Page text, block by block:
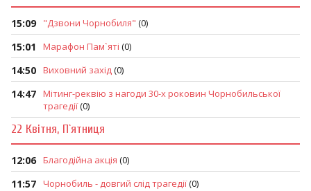
15:09 "Дзвони Чорнобиля" (0)
15:01 Марафон Пам`яті (0)
14:50 Виховний захід(0)
14:47 Мітинг-реквію з нагоди 30-х роковин Чорнобильської
трагедії(0)
22 Квітня, П`ятниця
12:06 Благодійна акція (0)
11:57 Чорнобиль - довгий слід трагедії(0)